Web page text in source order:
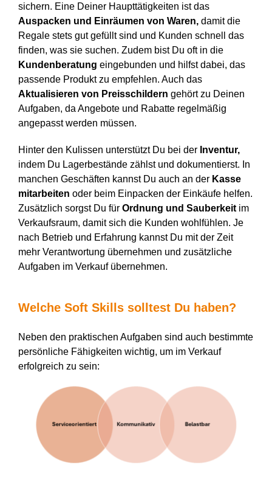
sichern. Eine Deiner Haupttätigkeiten ist das
Auspacken und Einräumen von Waren,damit die
Regale stets gut gefüllt sind und Kunden schnell das
finden, was sie suchen. Zudem bist Du oft in die
Kundenberatung eingebunden und hilfst dabei, das
passende Produkt zu empfehlen. Auch das
Aktualisieren von Preisschildern gehört zu Deinen
Aufgaben, da Angebote und Rabatte regelmäßig
angepasst werden müssen.
Hinter den Kulissen unterstützt Du bei der Inventur,
indem Du Lagerbestände zählst und dokumentierst. In
manchen Geschäften kannst Du auch an der Kasse
mitarbeiten oder beim Einpacken der Einkäufe helfen.
Zusätzlich sorgst Du fürOrdnung und Sauberkeitim
Verkaufsraum, damit sich die Kunden wohlfühlen. Je
nach Betrieb und Erfahrung kannst Du mit der Zeit
mehr Verantwortung übernehmen und zusätzliche
Aufgaben im Verkauf übernehmen.
Welche Soft Skills solltest Du haben?
Neben den praktischen Aufgaben sind auch bestimmte
persönliche Fähigkeiten wichtig, um im Verkauf
erfolgreich zu sein: